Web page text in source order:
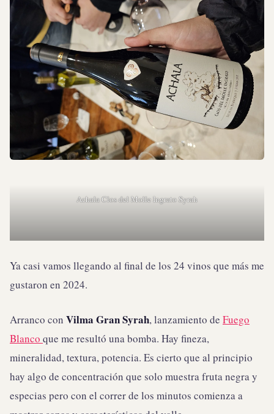
Achala Clos del Molle Ingrato Syrah
Ya casi vamos llegando al final de los 24 vinos que más me
gustaron en 2024.
Arranco con Vilma Gran Syrah, lanzamiento de Fuego
Blanco que me resultó una bomba. Hay fineza,
mineralidad, textura, potencia. Es cierto que al principio
hay algo de concentración que solo muestra fruta negra y
especias pero con el correr de los minutos comienza a